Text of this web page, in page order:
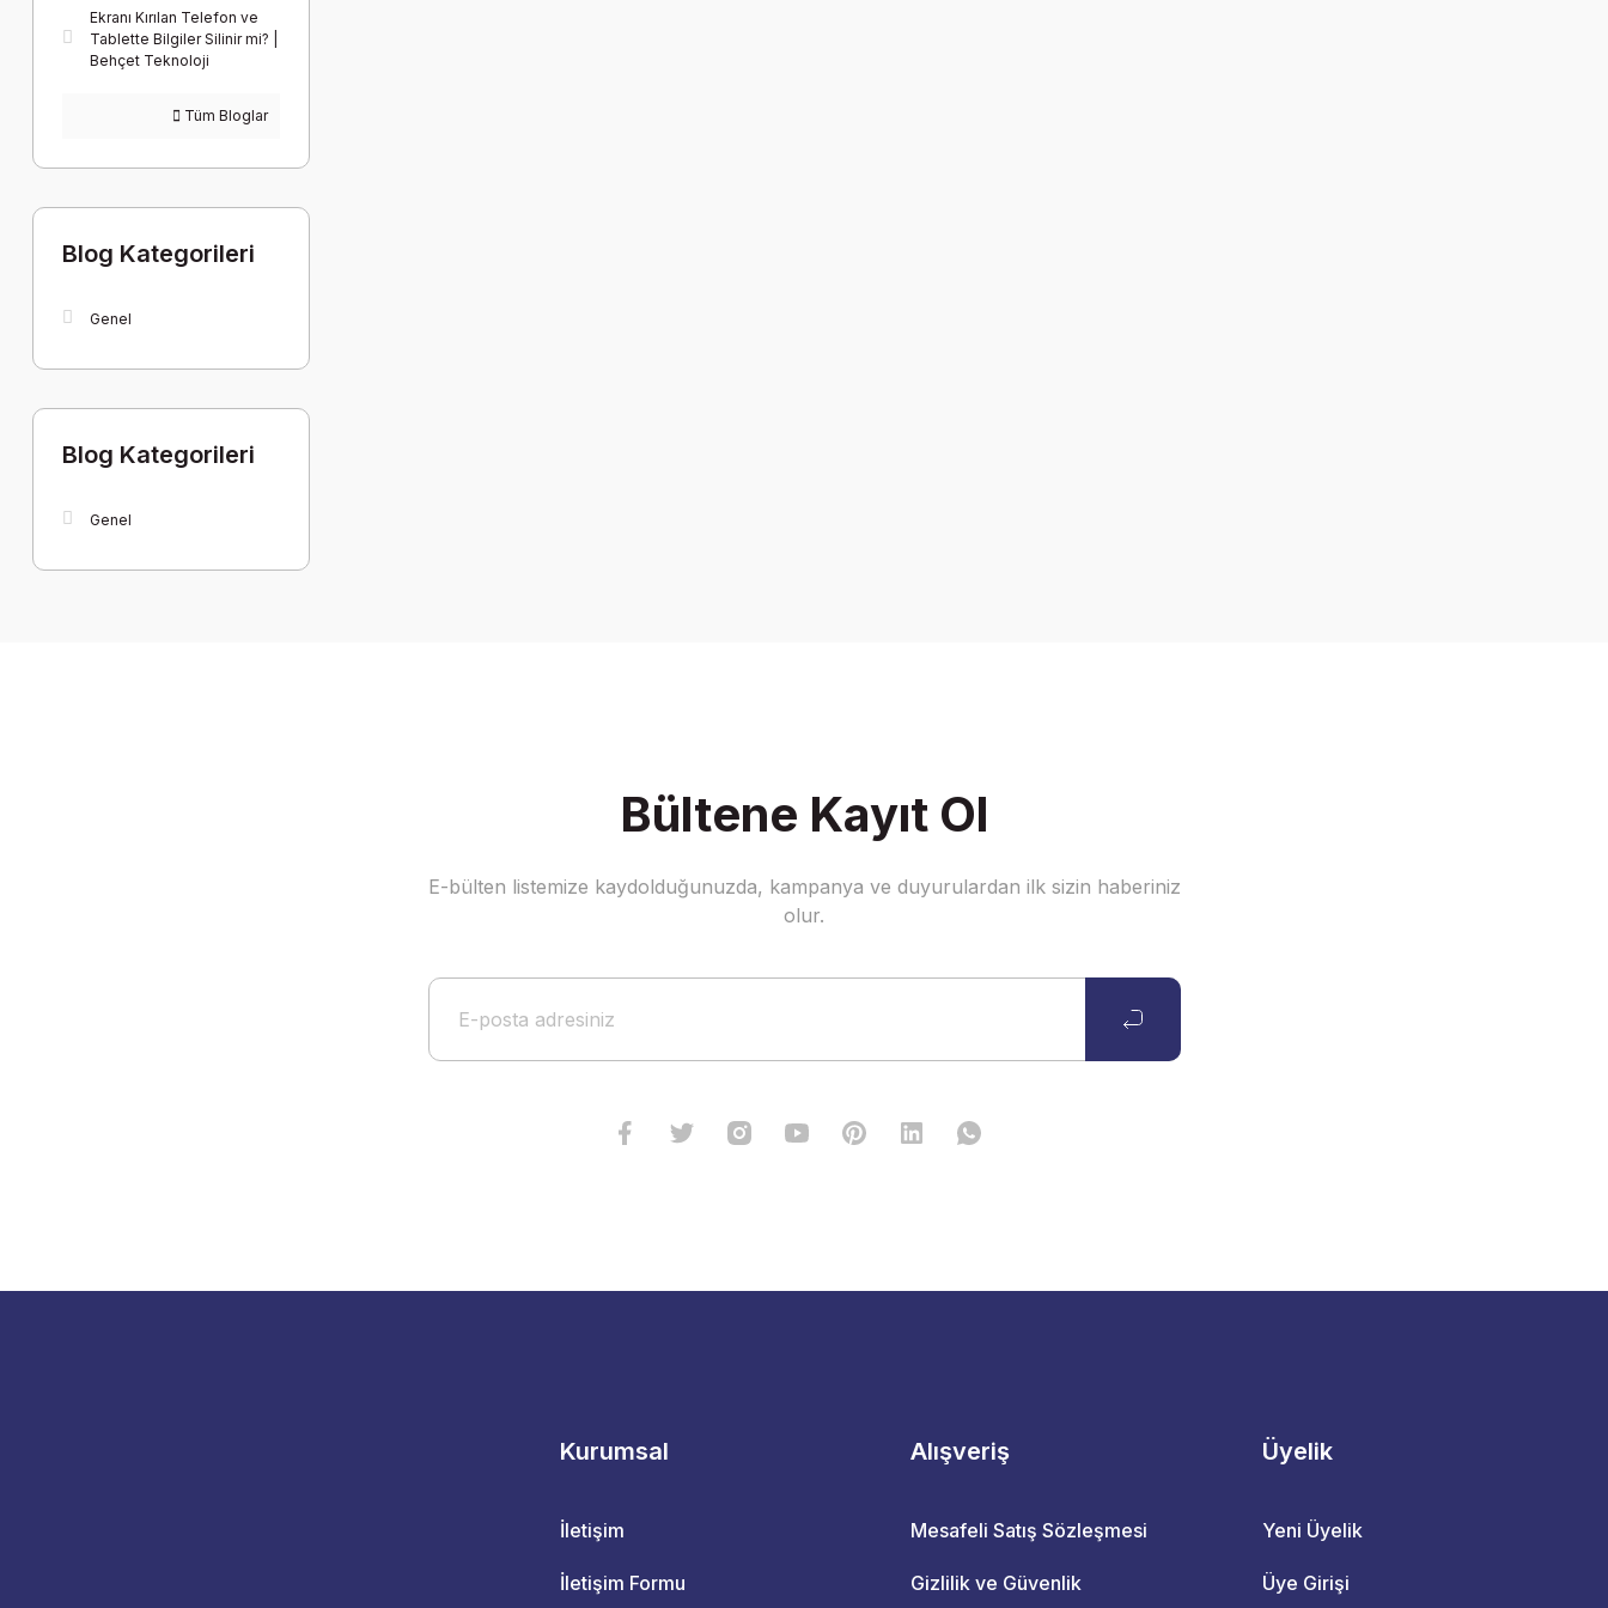
Ekranı Kırılan Telefon ve
Tablette Bilgiler Silinir mi? |
Behçet Teknoloji
Tüm Bloglar
Blog Kategorileri
Genel
Blog Kategorileri
Genel
Bültene Kayıt Ol
E-bülten listemize kaydolduğunuzda, kampanya ve duyurulardan ilk sizin haberiniz
olur.
Kurumsal
İletişim
İletişim Formu
Alışveriş
Mesafeli Satış Sözleşmesi
Gizlilik ve Güvenlik
Üyelik
Yeni Üyelik
Üye Girişi